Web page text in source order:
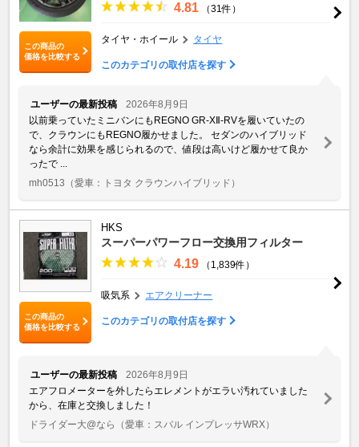
この商品の
価格を比較する
4.81 （31件）
タイヤ・ホイール タイヤ
このカテゴリの取付店を探す
ユーザーの最新投稿
2026年8月9日
以前乗っていたミニバンにもREGNO GR-XⅡ-RVを履いていたの
で、クラウンにもREGNO履かせました。 セダンのハイブリッド
なら余計に効果を感じられるので、値段は高いけど履かせて良か
ったで ...
mh0513 （愛車：トヨタ クラウンハイブリッド）
この商品の
価格を比較する
HKS
スーパーパワーフロー交換用フィルター
4.19 （1,839件）
吸気系 エアクリーナー
このカテゴリの取付店を探す
ユーザーの最新投稿
2026年8月9日
エアフロメーターを外したらエレメントがエラい汚れていました
から、在庫と交換しました！
ドライダー大@なら
（愛車：スバル インプレッサWRX）